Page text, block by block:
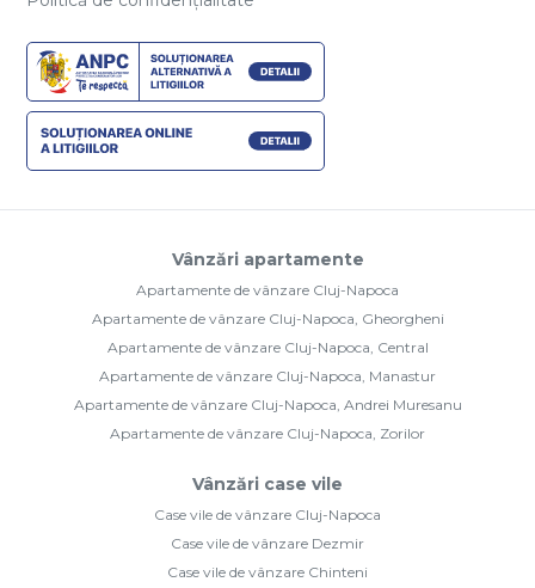
Vânzări apartamente
Apartamente de vânzare Cluj-Napoca
Apartamente de vânzare Cluj-Napoca, Gheorgheni
Apartamente de vânzare Cluj-Napoca, Central
Apartamente de vânzare Cluj-Napoca, Manastur
Apartamente de vânzare Cluj-Napoca, Andrei Muresanu
Apartamente de vânzare Cluj-Napoca, Zorilor
Vânzări case vile
Case vile de vânzare Cluj-Napoca
Case vile de vânzare Dezmir
Case vile de vânzare Chinteni